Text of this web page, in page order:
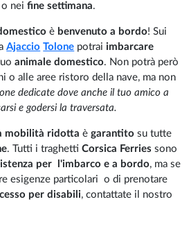
o neifine settimana.
è benvenuto a bordo! Sui
Ajaccio Tolone potrai imbarcare
animale domestico. Non potrà però
o alle aree ristoro della nave, ma non
dedicate dove anche il tuo amico a
e godersi la traversata.
mobilità ridotta ègarantito su tutte
. Tutti i traghettiCorsica Ferries sono
per l'imbarco e a bordo, ma se
esigenze particolari o di prenotare
per disabili, contattate il nostro